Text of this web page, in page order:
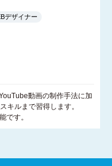
デザイナー
動画の制作手法に加
キルまで習得します。
です。